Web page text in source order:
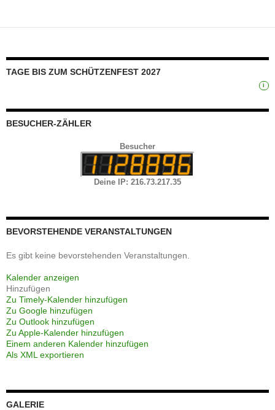
TAGE BIS ZUM SCHÜTZENFEST 2027
i
BESUCHER-ZÄHLER
Besucher
Deine IP: 216.73.217.35
BEVORSTEHENDE VERANSTALTUNGEN
Es gibt keine bevorstehenden Veranstaltungen.
Kalender anzeigen
Hinzufügen
Zu Timely-Kalender hinzufügen
Zu Google hinzufügen
Zu Outlook hinzufügen
Zu Apple-Kalender hinzufügen
Einem anderen Kalender hinzufügen
Als XML exportieren
GALERIE